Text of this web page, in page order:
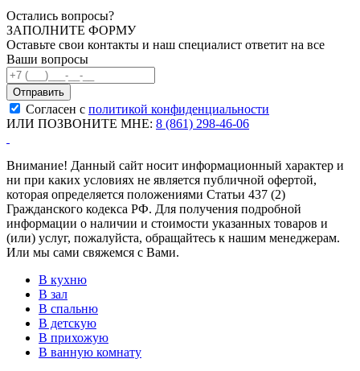
Остались вопросы?
ЗАПОЛНИТЕ ФОРМУ
Оставьте свои контакты и наш специалист ответит на все
Ваши вопросы
Согласен с политикой конфиденциальности
ИЛИ ПОЗВОНИТЕ МНЕ: 8 (861) 298-46-06
Внимание! Данный сайт носит информационный характер и
ни при каких условиях не является публичной офертой,
которая определяется положениями Статьи 437 (2)
Гражданского кодекса РФ. Для получения подробной
информации о наличии и стоимости указанных товаров и
(или) услуг, пожалуйста, обращайтесь к нашим менеджерам.
Или мы сами свяжемся с Вами.
В кухню
В зал
В спальню
В детскую
В прихожую
В ванную комнату